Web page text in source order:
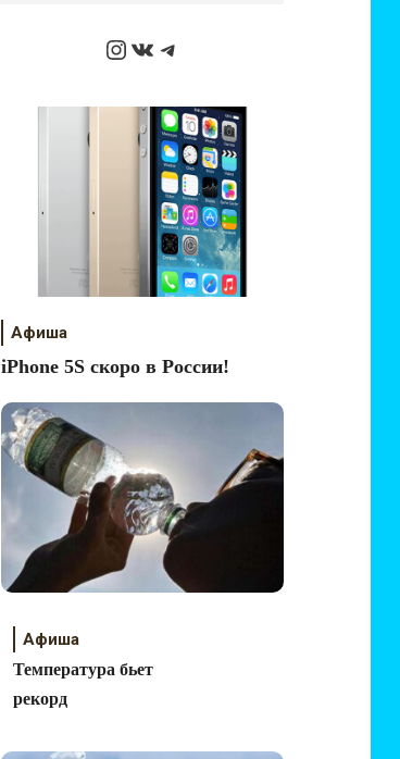
Instagram
ВКонтакте
Telegram
Афиша
iPhone 5S скоро в России!
Афиша
Температура бьет
рекорд